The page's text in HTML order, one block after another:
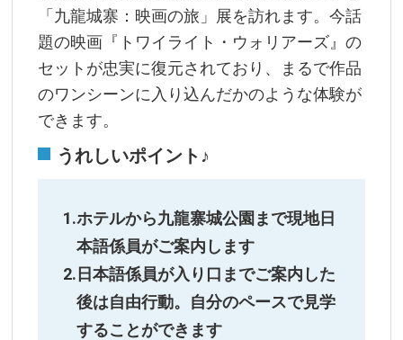
「九龍城寨：映画の旅」展を訪れます。今話
題の映画『トワイライト・ウォリアーズ』の
セットが忠実に復元されており、まるで作品
のワンシーンに入り込んだかのような体験が
できます。
うれしいポイント♪
ホテルから九龍寨城公園まで現地日
本語係員がご案内します
日本語係員が入り口までご案内した
後は自由行動。自分のペースで見学
することができます